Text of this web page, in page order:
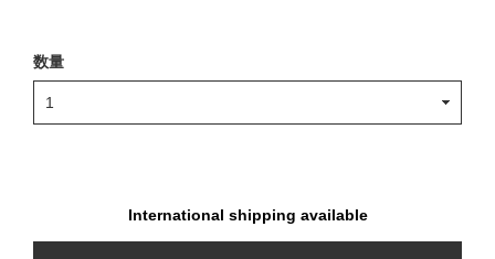
数量
International shipping available